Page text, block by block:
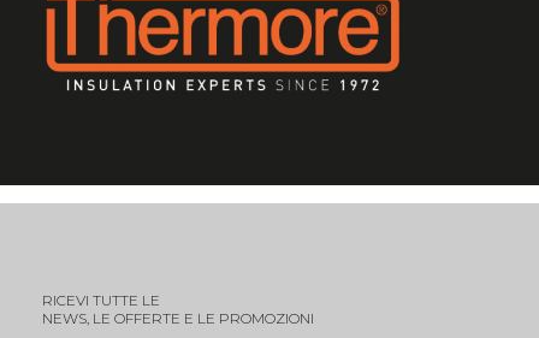
RICEVI TUTTE LE
NEWS, LE OFFERTE E LE PROMOZIONI